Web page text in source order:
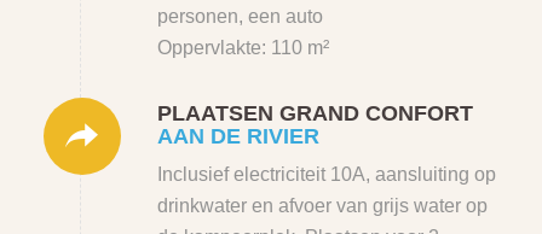
personen, een auto
Oppervlakte: 110 m²
PLAATSEN GRAND CONFORT
AAN DE RIVIER
Inclusief electriciteit 10A, aansluiting op
drinkwater en afvoer van grijs water op